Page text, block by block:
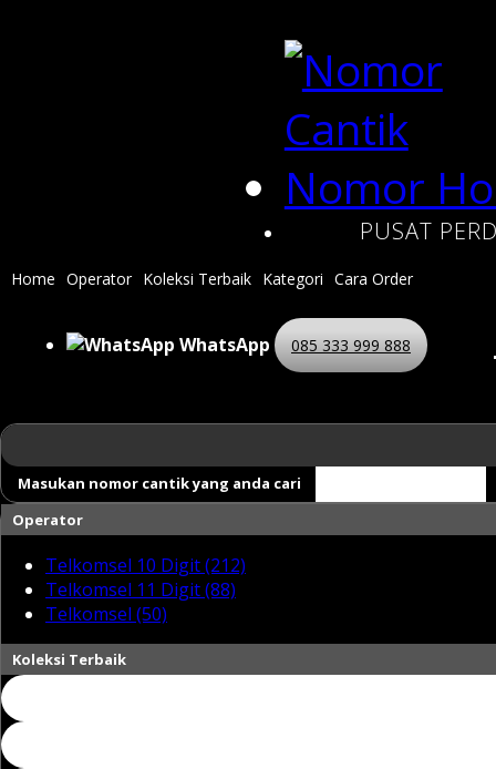
PUSAT
Home Operator Koleksi Terbaik Kategori Cara Order
WhatsApp 085 333 999 888
Masukan nomor cantik yang anda cari
Operator
Telkomsel 10 Digit (212)
Telkomsel 11 Digit (88)
Telkomsel (50)
Koleksi Terbaik